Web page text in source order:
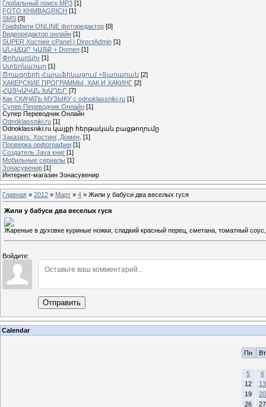
Глобальный поиск MP3 [1]
FOTO KHMBAGRICH [1]
SMS [3]
Граффити ONLINE фоторедактор [0]
Видеоредактор онлайн [1]
SUPER Xостинг cPanel | DirectAdmin [1]
ԱՆՎՃԱՐ ԿԱՅՔ + Domen [1]
Փոխարկիչ [1]
Ստեղնաշար [1]
Ծրագրերի Հայաֆիկացում +Տառարան [2]
ХАКЕРСКИЕ ПРОГРАММЫ, ХАК И ХАКИНГ [2]
ՀԱՅԿԱԿԱՆ ԽԱՂԵՐ [7]
Как СКАЧАТЬ МУЗЫКУ с odnoklassniki.ru [1]
Cупер Переводчик Oнлайн [1]
Cупер Переводчик Oнлайн
Odnoklassniki.ru [1]
Odnoklassniki.ru կայքի հերթական բացթողումը
Заказать: Хостинг, Домен, [1]
Проверка орфографии [1]
Создатель Java книг [1]
Мобильные сериалы [1]
Зонасувенир [1]
Интернет-магазин Зонасувенир
Главная » 2012 » Март » 4 » Жили у бабуси два веселых гуся
Жили у бабуси два веселых гуся
Жареные в духовке куриные ножки, сладкий красный перец, сметана, томатный
Войдите:
Отправить
Calendar
Пн Вт
5
6
12
13
19
20
26
27